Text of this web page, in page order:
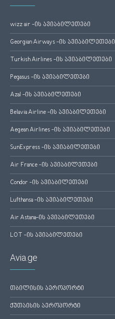
wizz air -ის ავიაბილეთები
Georgian Airways -ის ავიაბილეთები
Turkish Airlines -ის ავიაბილეთები
Pegasus -ის ავიაბილეთები
Azal -ის ავიაბილეთები
Belavia Airline -ის ავიაბილეთები
Aegean Airlines -ის ავიაბილეთები
SunExpress -ის ავიაბილეთები
Air France -ის ავიაბილეთები
Condor -ის ავიაბილეთები
Lufthansa -ის ავიაბილეთები
Air Astana-ის ავიაბილეთები
LOT -ის ავიაბილეთები
Avia.ge
თბილისის აეროპორტი
ქუთაისის აეროპორტი